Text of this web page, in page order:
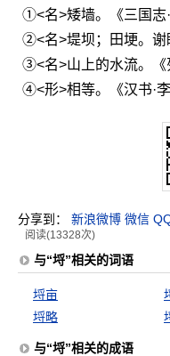
①<名>矮墙。《三国志
②<名>堤坝；田埂。谢
③<名>山上的水流。《
④<形>相等。《汉书·
分享到： 新浪微博 微信
阅读(13328次)
与“埒”相关的词语
埒亩
埒略
与“埒”相关的成语